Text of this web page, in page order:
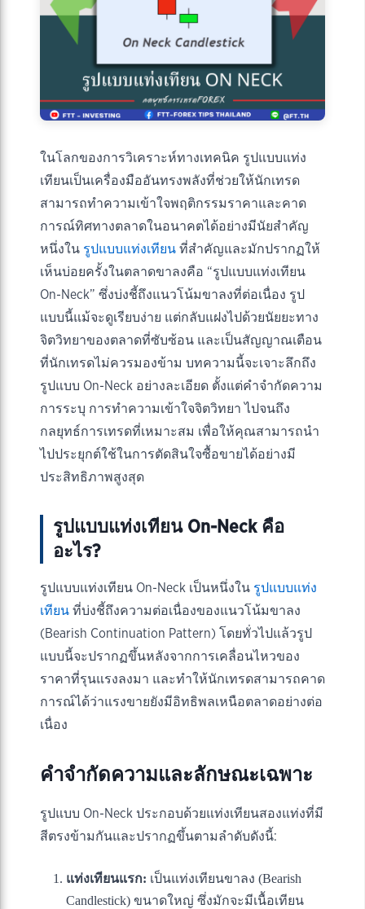
ในโลกของการวิเคราะห์ทางเทคนิค รูปแบบแท่ง
เทียนเป็นเครื่องมืออันทรงพลังที่ช่วยให้นักเทรด
สามารถทำความเข้าใจพฤติกรรมราคาและคาด
การณ์ทิศทางตลาดในอนาคตได้อย่างมีนัยสำคัญ
หนึ่งใน รูปแบบแท่งเทียน ที่สำคัญและมักปรากฏให้
เห็นบ่อยครั้งในตลาดขาลงคือ “รูปแบบแท่งเทียน
On-Neck” ซึ่งบ่งชี้ถึงแนวโน้มขาลงที่ต่อเนื่อง รูป
แบบนี้แม้จะดูเรียบง่าย แต่กลับแฝงไปด้วยนัยยะทาง
จิตวิทยาของตลาดที่ซับซ้อน และเป็นสัญญาณเตือน
ที่นักเทรดไม่ควรมองข้าม บทความนี้จะเจาะลึกถึง
รูปแบบ On-Neck อย่างละเอียด ตั้งแต่คำจำกัดความ
การระบุ การทำความเข้าใจจิตวิทยา ไปจนถึง
กลยุทธ์การเทรดที่เหมาะสม เพื่อให้คุณสามารถนำ
ไปประยุกต์ใช้ในการตัดสินใจซื้อขายได้อย่างมี
ประสิทธิภาพสูงสุด
รูปแบบแท่งเทียน On-Neck คือ
อะไร?
รูปแบบแท่งเทียน On-Neck เป็นหนึ่งใน รูปแบบแท่ง
เทียน ที่บ่งชี้ถึงความต่อเนื่องของแนวโน้มขาลง
(Bearish Continuation Pattern) โดยทั่วไปแล้วรูป
แบบนี้จะปรากฏขึ้นหลังจากการเคลื่อนไหวของ
ราคาที่รุนแรงลงมา และทำให้นักเทรดสามารถคาด
การณ์ได้ว่าแรงขายยังมีอิทธิพลเหนือตลาดอย่างต่อ
เนื่อง
คำจำกัดความและลักษณะเฉพาะ
รูปแบบ On-Neck ประกอบด้วยแท่งเทียนสองแท่งที่มี
สีตรงข้ามกันและปรากฏขึ้นตามลำดับดังนี้:
แท่งเทียนแรก: เป็นแท่งเทียนขาลง (Bearish
Candlestick) ขนาดใหญ่ ซึ่งมักจะมีเนื้อเทียน